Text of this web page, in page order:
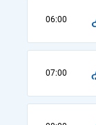
06:00
07:00